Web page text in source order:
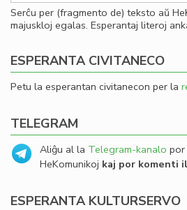
Serĉu per (fragmento de) teksto aŭ
majuskloj egalas. Esperantaj literoj
ESPERANTA CIVITANECO
Petu la esperantan civitanecon per la
TELEGRAM
Aliĝu al la Telegram-kanalo por
HeKomunikoj kaj por komenti
ESPERANTA KULTURSERVO